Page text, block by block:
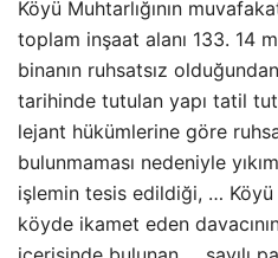
Köyü Muhtarlığının
toplam inşaat alanı 133. 14
binanın ruhsatsız
tarihinde tutulan yapı tatil
lejant hükümlerine göre
bulunmaması nedeniyle
işlemin tesis edildiği, … Köyü
köyde ikamet eden